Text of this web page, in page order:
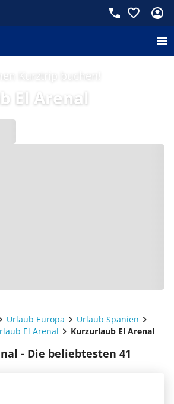
Kurztrip buchen!
El Arenal
Urlaub Europa
Urlaub Spanien
El Arenal Kurzurlaub El Arenal
- Die beliebtesten 41